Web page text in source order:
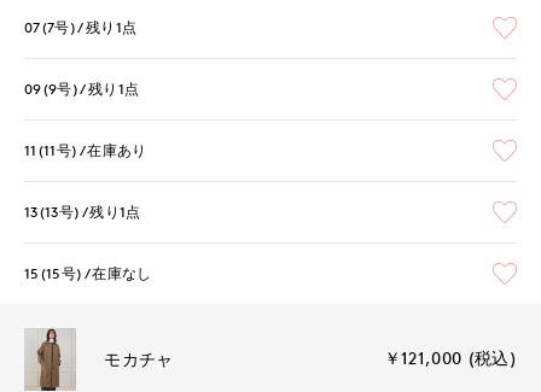
07(7号) 残り1点
09(9号) 残り1点
11(11号) 在庫あり
13(13号) 残り1点
15(15号) 在庫なし
モカチャ ￥121,000 (税込)